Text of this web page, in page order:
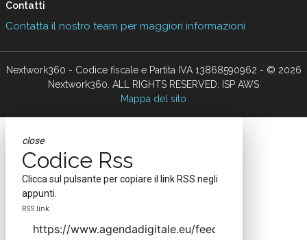
Contatti
Contatta il nostro team per maggiori informazioni
Nextwork360 - Codice fiscale e Partita IVA 13868590962 - © 2026
Nextwork360. ALL RIGHTS RESERVED. ISP AWS
Mappa del sito
close
Codice Rss
Clicca sul pulsante per copiare il link RSS negli
appunti.
RSS link